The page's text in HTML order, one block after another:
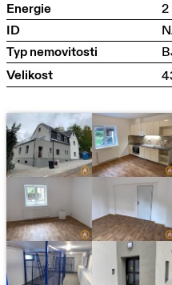
Energie
2
ID
Typ nemovitosti
Velikost